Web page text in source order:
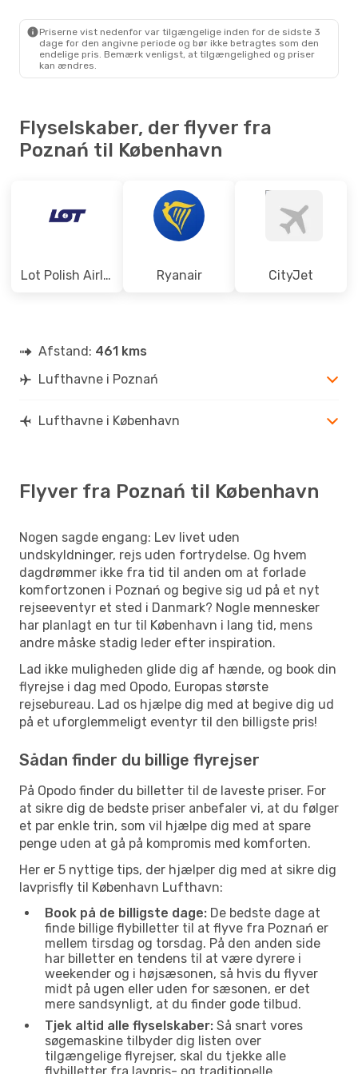
Priserne vist nedenfor var tilgængelige inden for de sidste 3
dage for den angivne periode og bør ikke betragtes som den
endelige pris. Bemærk venligst, at tilgængelighed og priser
kan ændres.
Flyselskaber, der flyver fra
Poznań til København
Lot Polish Airlines Ryanair CityJet
Afstand: 461 kms
Lufthavne i Poznań
Lufthavne i København
Flyver fra Poznań til København
Nogen sagde engang: Lev livet uden
undskyldninger, rejs uden fortrydelse. Og hvem
dagdrømmer ikke fra tid til anden om at forlade
komfortzonen i Poznań og begive sig ud på et nyt
rejseeventyr et sted i Danmark? Nogle mennesker
har planlagt en tur til København i lang tid, mens
andre måske stadig leder efter inspiration.
Lad ikke muligheden glide dig af hænde, og book din
flyrejse i dag med Opodo, Europas største
rejsebureau. Lad os hjælpe dig med at begive dig ud
på et uforglemmeligt eventyr til den billigste pris!
Sådan finder du billige flyrejser
På Opodo finder du billetter til de laveste priser. For
at sikre dig de bedste priser anbefaler vi, at du følger
et par enkle trin, som vil hjælpe dig med at spare
penge uden at gå på kompromis med komforten.
Her er 5 nyttige tips, der hjælper dig med at sikre dig
lavprisfly til København Lufthavn:
Book på de billigste dage: De bedste dage at
finde billige flybilletter til at flyve fra Poznań er
mellem tirsdag og torsdag. På den anden side
har billetter en tendens til at være dyrere i
weekender og i højsæsonen, så hvis du flyver
midt på ugen eller uden for sæsonen, er det
mere sandsynligt, at du finder gode tilbud.
Tjek altid alle flyselskaber: Så snart vores
søgemaskine tilbyder dig listen over
tilgængelige flyrejser, skal du tjekke alle